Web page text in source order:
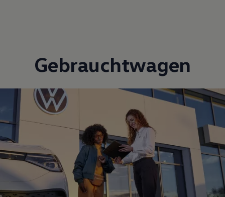
Gebrauchtwagen